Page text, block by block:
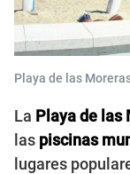
Playa de las
La Playa de las
las piscinas
lugares